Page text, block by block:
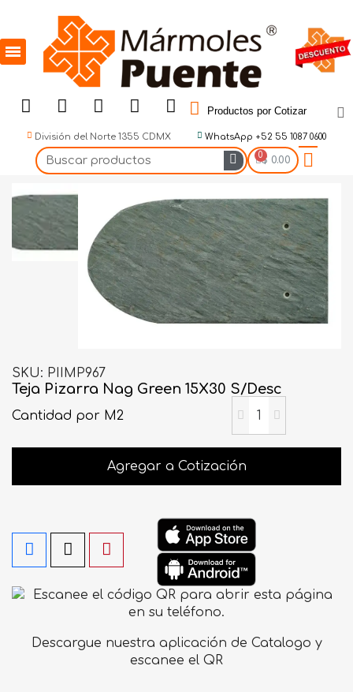
Productos por Cotizar
División del Norte 1355 CDMX WhatsApp +52 55 1087 0600
$ 0.00
SKU PIIMP967
Teja Pizarra Nag Green 15X30 S/Desc
Cantidad por M2
Agregar a Cotización
Descargue nuestra aplicación de Catalogo y
escanee el QR